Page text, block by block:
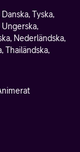
Tyska,
Ungerska,
Nederländska,
Thailändska,